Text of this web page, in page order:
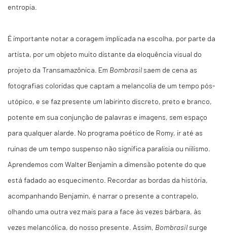
entropia.
É importante notar a coragem implicada na escolha, por parte da
artista, por um objeto muito distante da eloquência visual do
projeto da Transamazônica. Em Bombrasil saem de cena as
fotografias coloridas que captam a melancolia de um tempo pós-
utópico, e se faz presente um labirinto discreto, preto e branco,
potente em sua conjunção de palavras e imagens, sem espaço
para qualquer alarde. No programa poético de Romy, ir até as
ruínas de um tempo suspenso não significa paralisia ou niilismo.
Aprendemos com Walter Benjamin a dimensão potente do que
está fadado ao esquecimento. Recordar as bordas da história,
acompanhando Benjamin, é narrar o presente a contrapelo,
olhando uma outra vez mais para a face às vezes bárbara, às
vezes melancólica, do nosso presente. Assim, Bombrasil surge